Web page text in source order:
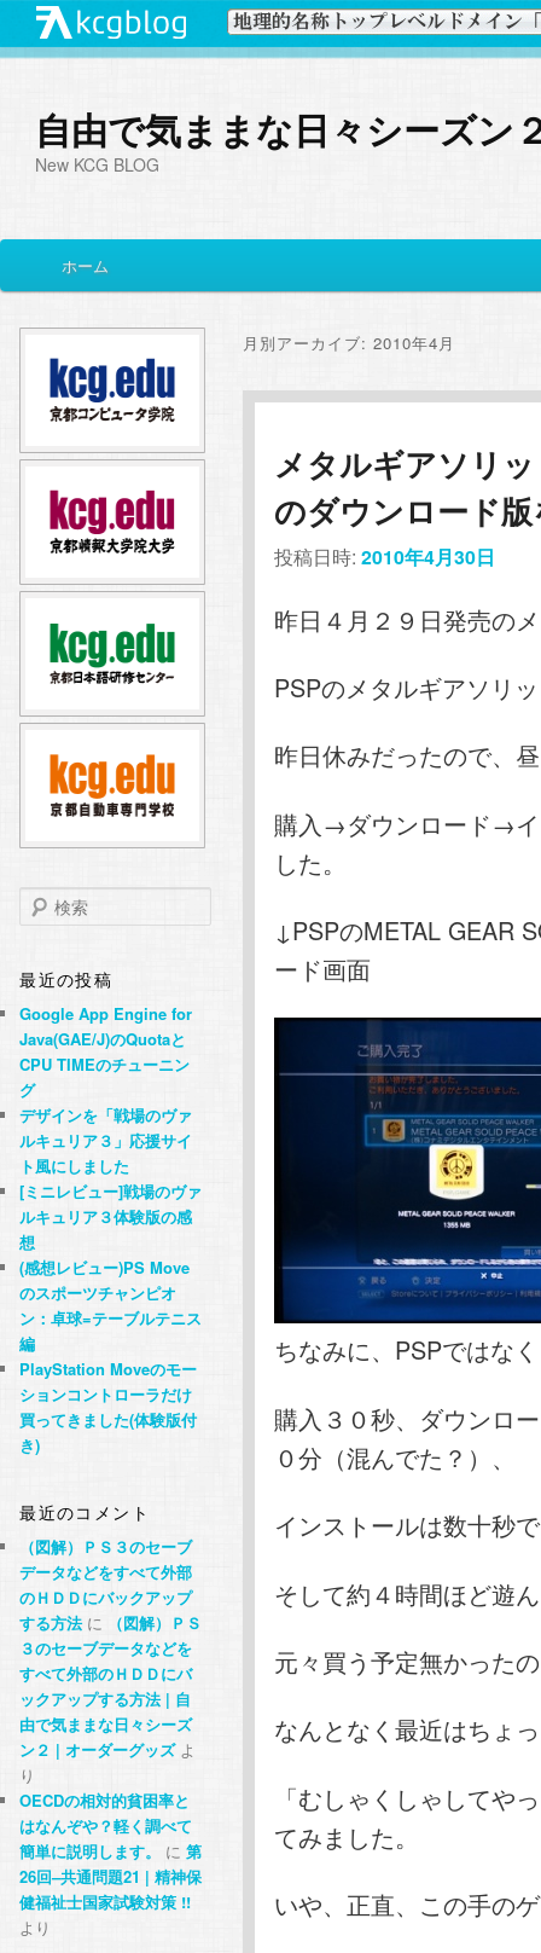
自由で気ままな日々シーズン
New KCG BLOG
イ
メ
イ
ン
コ
ン
ツ
移
サ
ブ
コ
ン
テ
へ
動
ホーム
月別アーカイブ: 2010年4月
メタルギアソリ
のダウンロード
投稿日時: 2010年4月30日
昨日４月２９日発売の
PSPのメタルギアソリ
昨日休みだったので、
購入→ダウンロード→
した。
↓PSPのMETAL GEAR
ード画面
ちなみに、PSPではな
購入３０秒、ダウンロ
０分（混んでた？）、
インストールは数十秒
そして約４時間ほど遊
元々買う予定無かった
なんとなく最近はちょ
「むしゃくしゃしてや
てみました。
いや、正直、この手の
検
索
最近の投稿
Google App Engine for
Java(GAE/J)のQuotaと
CPU TIMEのチューニン
グ
デザインを「戦場のヴァ
ルキュリア３」応援サイ
ト風にしました
[ミニレビュー]戦場のヴァ
ルキュリア３体験版の感
想
(感想レビュー)PS Move
のスポーツチャンピオ
ン：卓球=テーブルテニス
編
PlayStation Moveのモー
ションコントローラだけ
買ってきました(体験版付
き)
最近のコメント
（図解）ＰＳ３のセーブ
データなどをすべて外部
のＨＤＤにバックアップ
する方法に
（図解）ＰＳ
３のセーブデータなどを
すべて外部のＨＤＤにバ
ックアップする方法 | 自
由で気ままな日々シーズ
ン２ | オーダーグッズよ
り
OECDの相対的貧困率と
はなんぞや？軽く調べて
簡単に説明します。
に第
26回–共通問題21 | 精神保
健福祉士国家試験対策 !!
より